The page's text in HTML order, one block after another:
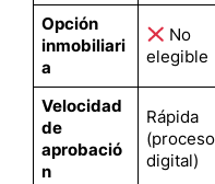
Opción
inmobiliari
a
No
elegible
Velocidad
de
aprobació
n
Rápida
(proceso
digital)